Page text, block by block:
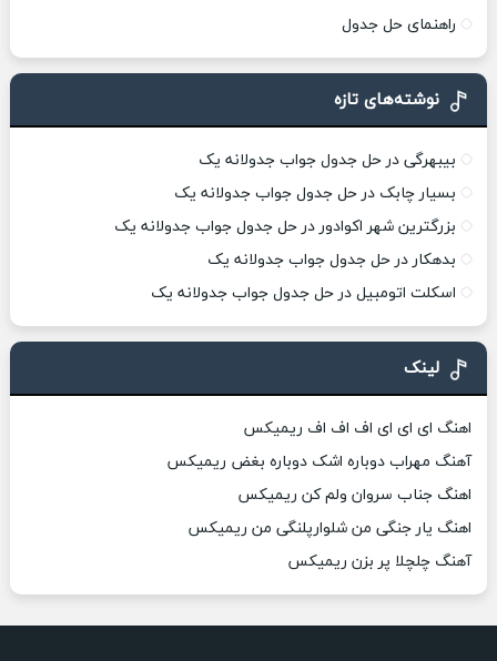
راهنمای حل جدول
نوشته‌های تازه
بیبهرگی در حل جدول جواب جدولانه یک
بسیار چابک در حل جدول جواب جدولانه یک
بزرگترین شهر اکوادور در حل جدول جواب جدولانه یک
بدهکار در حل جدول جواب جدولانه یک
اسکلت اتومبیل در حل جدول جواب جدولانه یک
لینک
اهنگ ای ای ای اف اف اف ریمیکس
آهنگ مهراب دوباره اشک دوباره بغض ریمیکس
اهنگ جناب سروان ولم کن ریمیکس
اهنگ یار جنگی من شلوارپلنگی من ریمیکس
آهنگ چلچلا پر بزن ریمیکس